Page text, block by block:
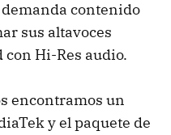
contenido
sus altavoces
Hi-Res audio.
encontramos un
y el paquete de